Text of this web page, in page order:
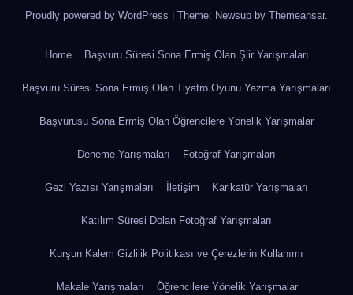
Proudly powered by WordPress Theme: Newsup by Themeansar.
Home Başvuru Süresi Sona Ermiş Olan Şiir Yarışmaları
Başvuru Süresi Sona Ermiş Olan Tiyatro Oyunu Yazma Yarışmaları
Başvurusu Sona Ermiş Olan Öğrencilere Yönelik Yarışmalar
Deneme Yarışmaları Fotoğraf Yarışmaları
Gezi Yazısı Yarışmaları İletişim Karikatür Yarışmaları
Katılım Süresi Dolan Fotoğraf Yarışmaları
Kurşun Kalem Gizlilik Politikası ve Çerezlerin Kullanımı
Makale Yarışmaları Öğrencilere Yönelik Yarışmalar